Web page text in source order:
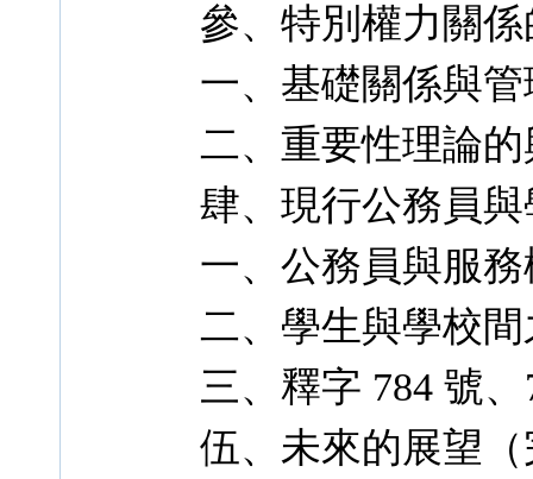
參、特別權力關
一、基礎關係與
二、重要性理論
肆、現行公務員
一、公務員與服
二、學生與學校
三、釋字 784 號
伍、未來的展望